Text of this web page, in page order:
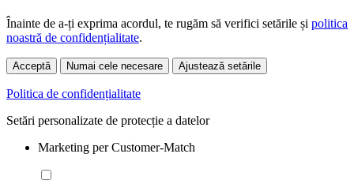
Înainte de a-ți exprima acordul, te rugăm să verifici setările și politica
noastră de confidențialitate.
Acceptă Numai cele necesare Ajustează setările
Politica de confidențialitate
Setări personalizate de protecție a datelor
Marketing per Customer-Match